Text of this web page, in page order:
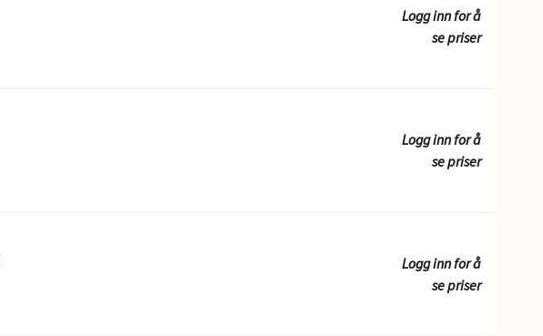
Logg inn for å
se priser
Logg inn for å
se priser
Logg inn for å
se priser